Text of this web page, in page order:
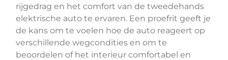
rijgedrag en het comfort van de tweedehands
elektrische auto te ervaren. Een proefrit geeft je
de kans om te voelen hoe de auto reageert op
verschillende wegcondities en om te
beoordelen of het interieur comfortabel en